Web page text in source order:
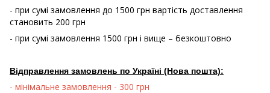
- при сумі замовлення до 1500 грн вартість доставлення
становить 200 грн
- при сумі замовлення 1500 грн і вище – безкоштовно
Відправлення замовлень по Україні (Нова пошта):
- мінімальне замовлення - 300 грн